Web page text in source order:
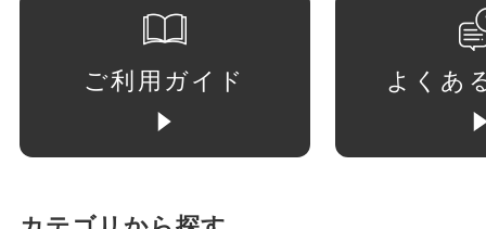
ご利用ガイド よくあ